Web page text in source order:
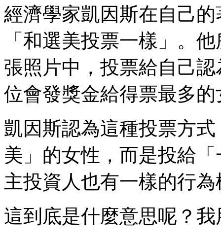
經濟學家凱因斯在自己
「和選美投票一樣」。
張照片中，投票給自己
位會發獎金給得票最多的
凱因斯認為這種投票方
美」的女性，而是投給
主投資人也有一樣的行
這到底是什麼意思呢？